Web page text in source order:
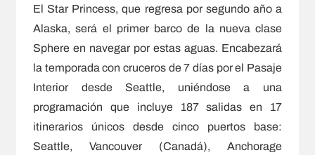
El Star Princess, que regresa por segundo año a
Alaska, será el primer barco de la nueva clase
Sphere en navegar por estas aguas. Encabezará
la temporada con cruceros de 7 días por el Pasaje
Interior desde Seattle, uniéndose a una
programación que incluye 187 salidas en 17
itinerarios únicos desde cinco puertos base:
Seattle, Vancouver (Canadá), Anchorage